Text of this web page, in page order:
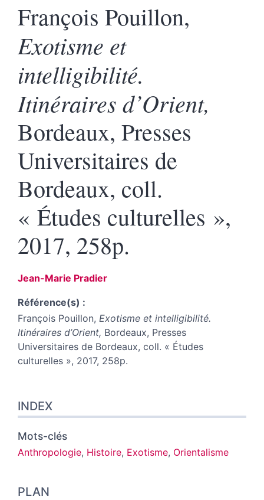
François Pouillon,
Exotisme et
intelligibilité.
Itinéraires d’Orient,
Bordeaux, Presses
Universitaires de
Bordeaux, coll.
« Études culturelles »,
2017, 258p.
Jean-Marie Pradier
Référence(s) :
François Pouillon, Exotisme et intelligibilité.
Itinéraires d’Orient, Bordeaux, Presses
Universitaires de Bordeaux, coll. « Études
culturelles », 2017, 258p.
Plan
Texte
Notes
Citer cet article
INDEX
Mots-clés
Anthropologie, Histoire, Exotisme, Orientalisme
PLAN